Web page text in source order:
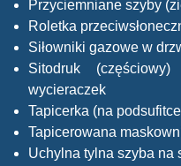
Przyciemniane szyby
Roletka
Siłowniki gazowe w
Sitodruk
wycieraczek
Tapicerka (na
Tapicerowana
Uchylna tylna szyba na